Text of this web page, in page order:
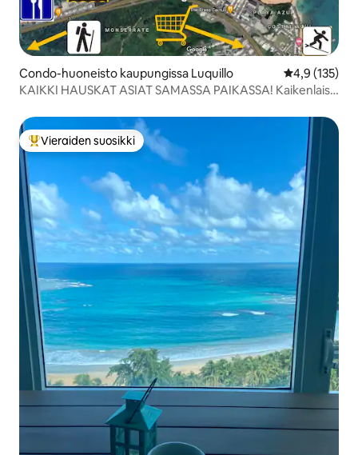
Condo-huoneisto kaupungissa Luquillo
4,9 (135)
KAIKKI HAUSKAT ASIAT SAMASSA PAIKASSA! Kaikenlaisia
Vieraiden suosikkien parhaimmistoa
Vieraiden suosikki